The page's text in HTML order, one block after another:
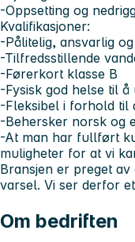
-Oppsetting og
Kvalifikasjoner:
-Pålitelig, ansvarlig
-Tilfredsstillende
-Førerkort klasse B
-Fysisk god helse til
-Fleksibel i forhold til
-Behersker norsk og
-At man har fullført
muligheter for at vi
Bransjen er preget
varsel. Vi ser derfor
Om bedriften